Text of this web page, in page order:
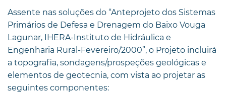
Assente nas soluções do “Anteprojeto dos Sistemas
Primários de Defesa e Drenagem do Baixo Vouga
Lagunar, IHERA-Instituto de Hidráulica e
Engenharia Rural-Fevereiro/2000”, o Projeto incluirá
a topografia, sondagens/prospeções geológicas e
elementos de geotecnia, com vista ao projetar as
seguintes componentes: